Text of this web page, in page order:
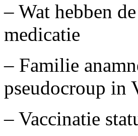
– Wat hebben
medicatie
– Familie
pseudocroup in
– Vaccinatie